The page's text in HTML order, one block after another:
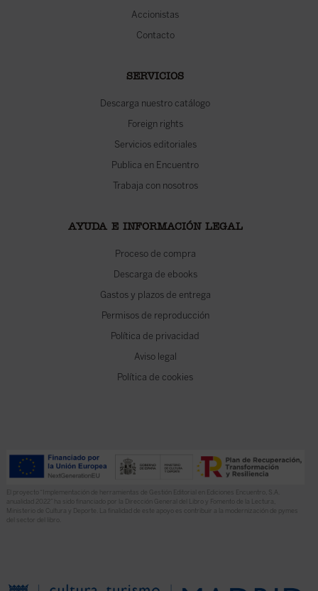
Accionistas
Contacto
SERVICIOS
Descarga nuestro catálogo
Foreign rights
Servicios editoriales
Publica en Encuentro
Trabaja con nosotros
AYUDA E INFORMACIÓN LEGAL
Proceso de compra
Descarga de ebooks
Gastos y plazos de entrega
Permisos de reproducción
Política de privacidad
Aviso legal
Política de cookies
El proyecto “Implementación de herramientas de Gestión Editorial en Ediciones Encuentro, S.A.
anualidad 2022” ha sido financiado por la Dirección General del Libro y Fomento de la Lectura,
Ministerio de Cultura y Deporte. La finalidad de este apoyo es contribuir a la modernización de pymes
del sector del libro.